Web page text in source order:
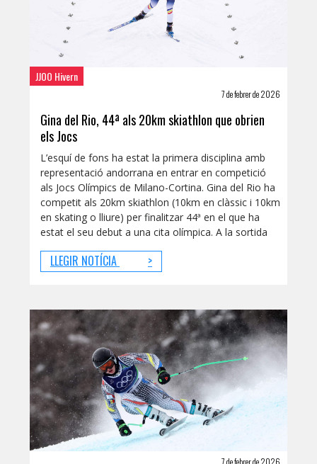
JJOO Hivern
7 de febrer de 2026
Gina del Rio, 44ª als 20km skiathlon que obrien
els Jocs
L’esquí de fons ha estat la primera disciplina amb
representació andorrana en entrar en competició
als Jocs Olímpics de Milano-Cortina. Gina del Rio ha
competit als 20km skiathlon (10km en clàssic i 10km
en skating o lliure) per finalitzar 44ª en el que ha
estat el seu debut a una cita olímpica. A la sortida
LLEGIR NOTÍCIA >
7 de febrer de 2026